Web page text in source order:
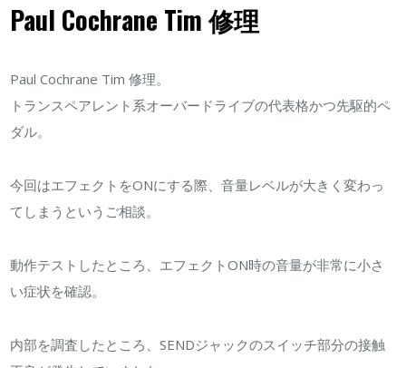
Paul Cochrane Tim 修理
Paul Cochrane Tim 修理。
トランスペアレント系オーバードライブの代表格かつ先駆的ペ
ダル。
今回はエフェクトをONにする際、音量レベルが大きく変わっ
てしまうというご相談。
動作テストしたところ、エフェクトON時の音量が非常に小さ
い症状を確認。
内部を調査したところ、SENDジャックのスイッチ部分の接触